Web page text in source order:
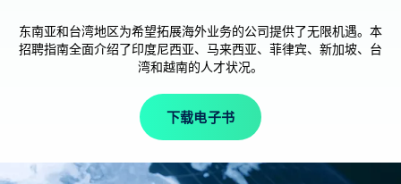
东南亚和台湾地区为希望拓展海外业务的公司提供了无限机遇。本
招聘指南全面介绍了印度尼西亚、马来西亚、菲律宾、新加坡、台
湾和越南的人才状况。
下载电子书